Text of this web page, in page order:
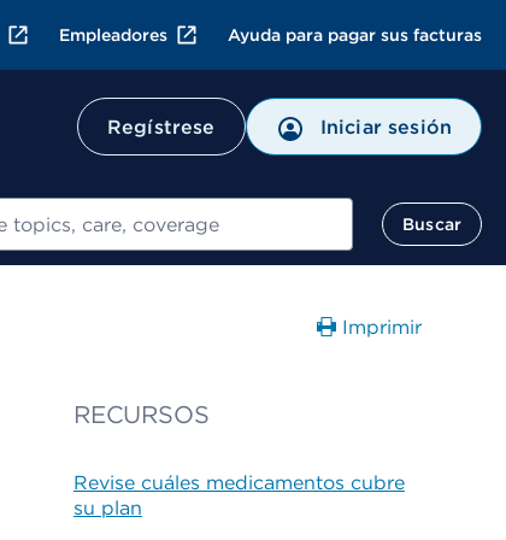
Empleadores Ayuda para pagar sus facturas
Regístrese Iniciar sesión
Buscar
Imprimir
RECURSOS
Revise cuáles medicamentos cubre
su plan